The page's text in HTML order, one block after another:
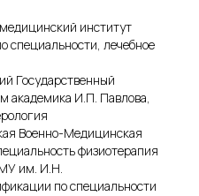
институт
специальности, лечебное
Государственный
академика И.П. Павлова,
Военно-Медицинская
физиотерапия
им. И.Н.
по специальности